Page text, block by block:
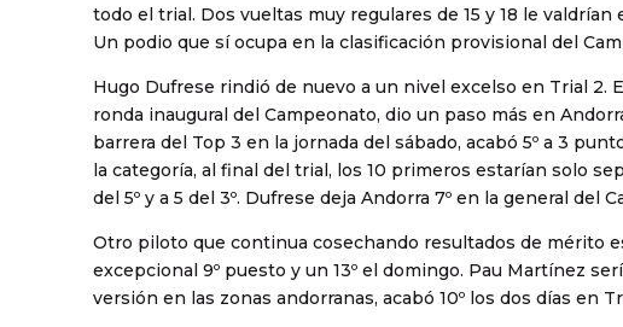
todo el trial. Dos vueltas muy regulares de 15 y 18 le
Un podio que sí ocupa en la clasificación provisional del
Hugo Dufrese rindió de nuevo a un nivel excelso en Trial 2.
ronda inaugural del Campeonato, dio un paso más en
barrera del Top 3 en la jornada del sábado, acabó 5º a 3
la categoría, al final del trial, los 10 primeros estarían solo
del 5º y a 5 del 3º. Dufrese deja Andorra 7º en la general del
Otro piloto que continua cosechando resultados de mérito
excepcional 9º puesto y un 13º el domingo. Pau Martínez
versión en las zonas andorranas, acabó 10º los dos días en